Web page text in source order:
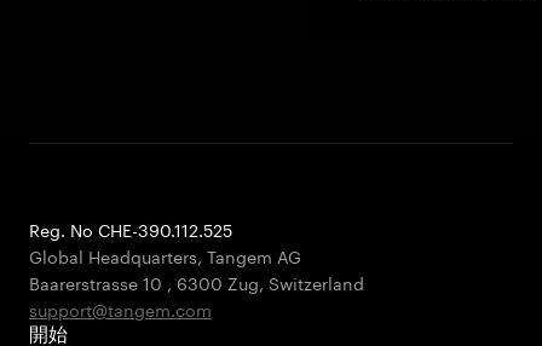
Reg. No CHE-390.112.525
Global Headquarters, Tangem AG
Baarerstrasse 10 , 6300 Zug, Switzerland
support@tangem.com
開始